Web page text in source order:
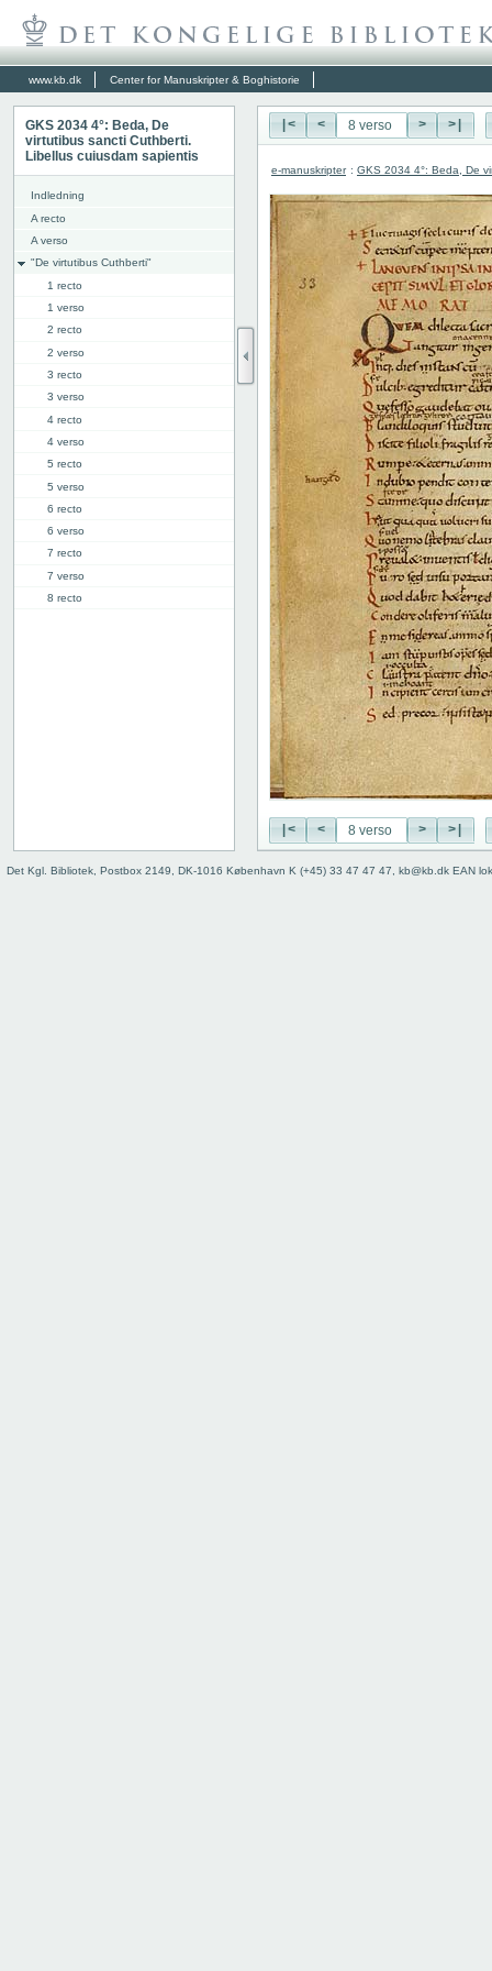
www.kb.dk Center for Manuskripter & Boghistorie
GKS 2034 4°: Beda, De
virtutibus sancti Cuthberti.
Libellus cuiusdam sapientis
Indledning
A recto
A verso
"De virtutibus Cuthberti"
1 recto
1 verso
2 recto
2 verso
3 recto
3 verso
4 recto
4 verso
5 recto
5 verso
6 recto
6 verso
7 recto
7 verso
8 recto
17v: Explicit
|< < > >|
e-manuskripter : GKS 2034 4°: Beda, De
|< < > >|
Det Kgl. Bibliotek, Postbox 2149, DK-1016 København K (+45) 33 47 47 47, kb@kb.dk EAN